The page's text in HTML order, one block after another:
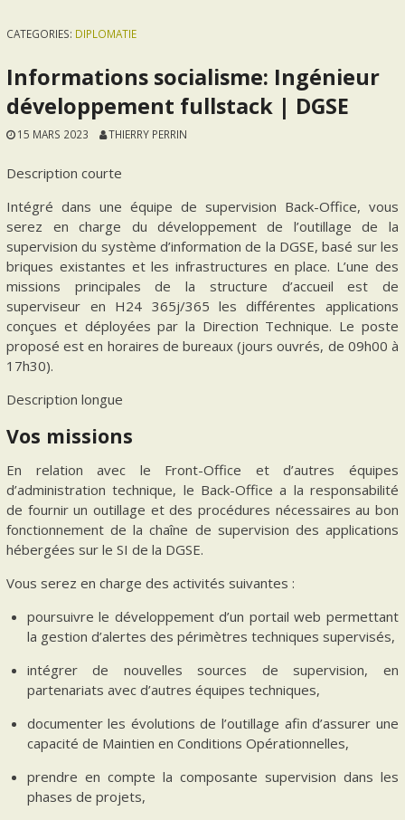
CATEGORIES: DIPLOMATIE
Informations socialisme: Ingénieur
développement fullstack | DGSE
15 MARS 2023 THIERRY PERRIN
Description courte
Intégré dans une équipe de supervision Back-Office, vous
serez en charge du développement de l’outillage de la
supervision du système d’information de la DGSE, basé sur les
briques existantes et les infrastructures en place. L’une des
missions principales de la structure d’accueil est de
superviseur en H24 365j/365 les différentes applications
conçues et déployées par la Direction Technique. Le poste
proposé est en horaires de bureaux (jours ouvrés, de 09h00 à
17h30).
Description longue
Vos missions
En relation avec le Front-Office et d’autres équipes
d’administration technique, le Back-Office a la responsabilité
de fournir un outillage et des procédures nécessaires au bon
fonctionnement de la chaîne de supervision des applications
hébergées sur le SI de la DGSE.
Vous serez en charge des activités suivantes :
poursuivre le développement d’un portail web permettant
la gestion d’alertes des périmètres techniques supervisés,
intégrer de nouvelles sources de supervision, en
partenariats avec d’autres équipes techniques,
documenter les évolutions de l’outillage afin d’assurer une
capacité de Maintien en Conditions Opérationnelles,
prendre en compte la composante supervision dans les
phases de projets,